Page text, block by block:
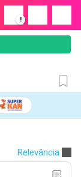
!
Relevância